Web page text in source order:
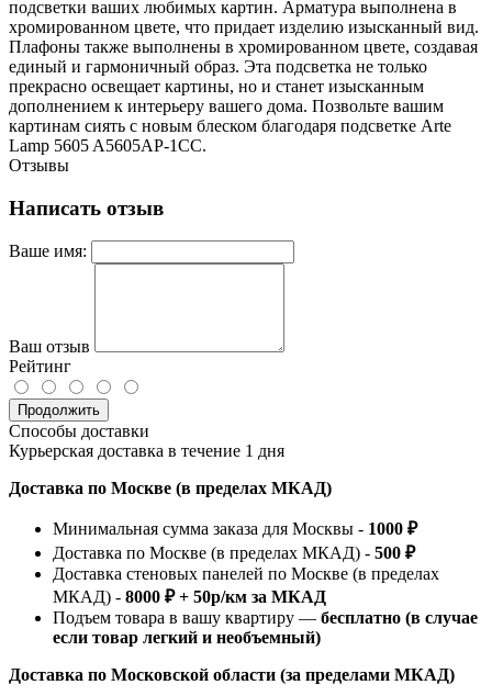
подсветки ваших любимых картин. Арматура выполнена в
хромированном цвете, что придает изделию изысканный вид.
Плафоны также выполнены в хромированном цвете, создавая
единый и гармоничный образ. Эта подсветка не только
прекрасно освещает картины, но и станет изысканным
дополнением к интерьеру вашего дома. Позвольте вашим
картинам сиять с новым блеском благодаря подсветке Arte
Lamp 5605 A5605AP-1CC.
Отзывы
Написать отзыв
Ваше имя:
Ваш отзыв
Рейтинг
Продолжить
Способы доставки
Курьерская доставка в течение 1 дня
Доставка по Москве (в пределах МКАД)
Минимальная сумма заказа для Москвы - 1000 ₽
Доставка по Москве (в пределах МКАД) - 500 ₽
Доставка стеновых панелей по Москве (в пределах
МКАД) - 8000 ₽ + 50р/км за МКАД
Подъем товара в вашу квартиру — бесплатно (в случае
если товар легкий и необъемный)
Доставка по Московской области (за пределами МКАД)